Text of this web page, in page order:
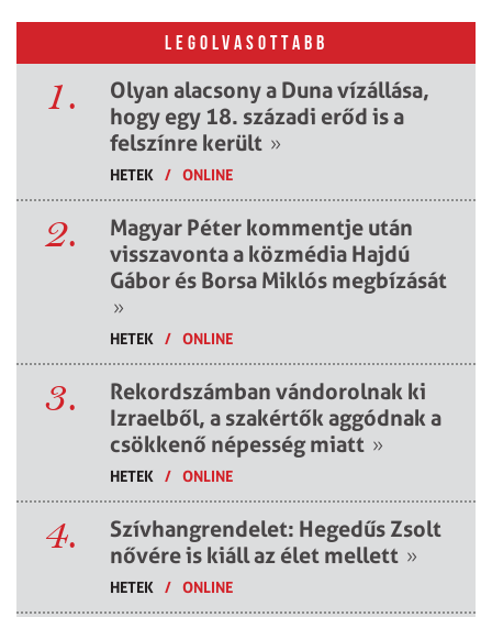
LEGOLVASOTTABB
1.
Olyan alacsony a Duna vízállása,
hogy egy 18. századi erőd is a
felszínre került »
HETEK / ONLINE
2.
Magyar Péter kommentje után
visszavonta a közmédia Hajdú
Gábor és Borsa Miklós megbízását
»
HETEK / ONLINE
3.
Rekordszámban vándorolnak ki
Izraelből, a szakértők aggódnak a
csökkenő népesség miatt »
HETEK / ONLINE
4.
Szívhangrendelet: Hegedűs Zsolt
nővére is kiáll az élet mellett »
HETEK / ONLINE